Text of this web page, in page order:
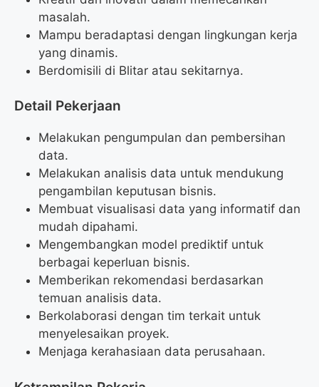
masalah.
Mampu beradaptasi dengan lingkungan kerja
yang dinamis.
Berdomisili di Blitar atau sekitarnya.
Detail Pekerjaan
Melakukan pengumpulan dan pembersihan
data.
Melakukan analisis data untuk mendukung
pengambilan keputusan bisnis.
Membuat visualisasi data yang informatif dan
mudah dipahami.
Mengembangkan model prediktif untuk
berbagai keperluan bisnis.
Memberikan rekomendasi berdasarkan
temuan analisis data.
Berkolaborasi dengan tim terkait untuk
menyelesaikan proyek.
Menjaga kerahasiaan data perusahaan.